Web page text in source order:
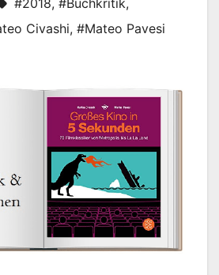
#2018, #Buchkritik,
Civashi, #Mateo Pavesi